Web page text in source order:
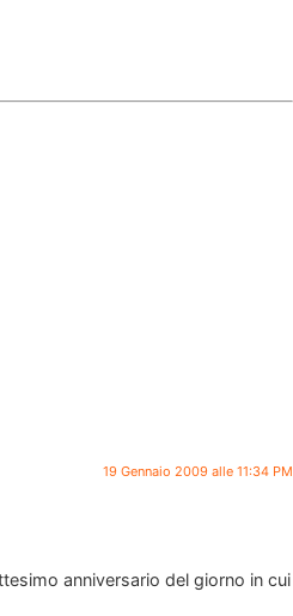
19 Gennaio 2009 alle 11:34 PM
anniversario del giorno in cui